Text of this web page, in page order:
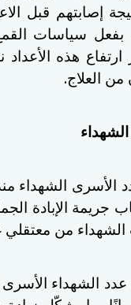
إصابتهم قبل
بفعل سياسات
ارتفاع هذه
من العلاج.
جريمة الإبادة
من معتقلي
عدد الشهداء